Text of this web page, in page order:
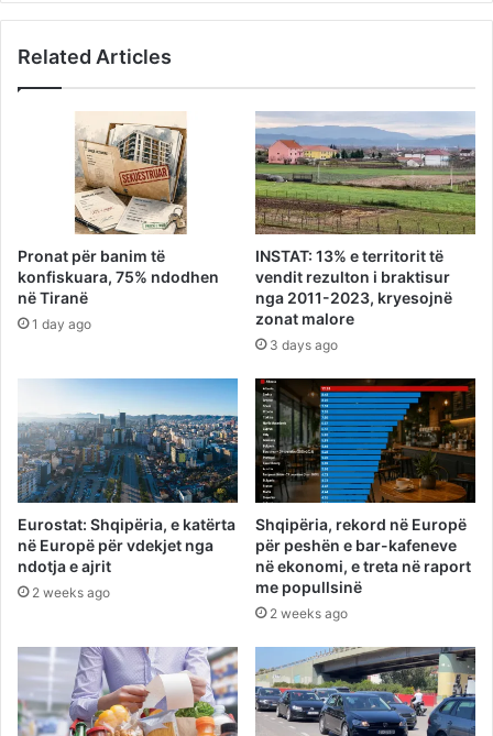
Related Articles
Pronat për banim të
konfiskuara, 75% ndodhen
në Tiranë
1 day ago
INSTAT: 13% e territorit të
vendit rezulton i braktisur
nga 2011-2023, kryesojnë
zonat malore
3 days ago
Eurostat: Shqipëria, e katërta
në Europë për vdekjet nga
ndotja e ajrit
2 weeks ago
Shqipëria, rekord në Europë
për peshën e bar-kafeneve
në ekonomi, e treta në raport
me popullsinë
2 weeks ago